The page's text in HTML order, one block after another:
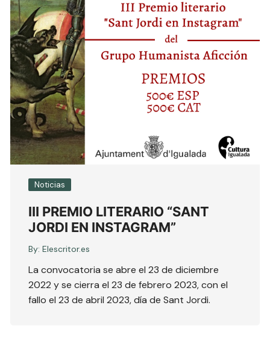
Noticias
III PREMIO LITERARIO “SANT
JORDI EN INSTAGRAM”
By: Elescritor.es
La convocatoria se abre el 23 de diciembre
2022 y se cierra el 23 de febrero 2023, con el
fallo el 23 de abril 2023, día de Sant Jordi.